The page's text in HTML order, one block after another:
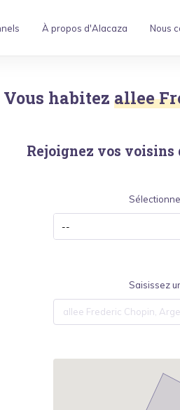
À propos d'Alacaza Nous
Vous habitez allee
Rejoignez vos
Saisissez